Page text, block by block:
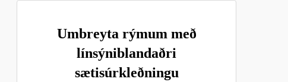
Umbreyta rýmum með
línsýniblandaðri
sætisúrkleðningu